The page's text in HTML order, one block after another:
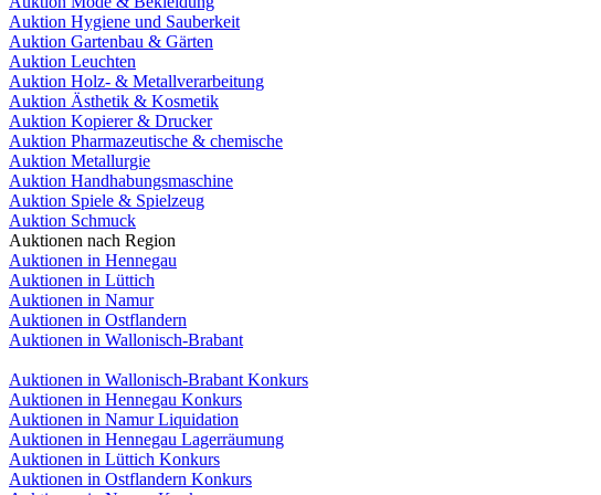
Auktion Hygiene und Sauberkeit
Auktion Gartenbau & Gärten
Auktion Leuchten
Auktion Holz- & Metallverarbeitung
Auktion Ästhetik & Kosmetik
Auktion Kopierer & Drucker
Auktion Pharmazeutische & chemische
Auktion Metallurgie
Auktion Handhabungsmaschine
Auktion Spiele & Spielzeug
Auktion Schmuck
Auktionen nach Region
Auktionen in Hennegau
Auktionen in Lüttich
Auktionen in Namur
Auktionen in Ostflandern
Auktionen in Wallonisch-Brabant
Auktionen in Wallonisch-Brabant Konkurs
Auktionen in Hennegau Konkurs
Auktionen in Namur Liquidation
Auktionen in Hennegau Lagerräumung
Auktionen in Lüttich Konkurs
Auktionen in Ostflandern Konkurs